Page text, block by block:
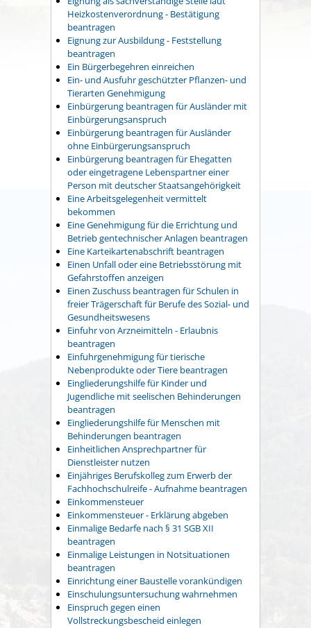
Heizkostenverordnung - Bestätigung
beantragen
Eignung zur Ausbildung - Feststellung
beantragen
Ein Bürgerbegehren einreichen
Ein- und Ausfuhr geschützter Pflanzen- und
Tierarten Genehmigung
Einbürgerung beantragen für Ausländer mit
Einbürgerungsanspruch
Einbürgerung beantragen für Ausländer
ohne Einbürgerungsanspruch
Einbürgerung beantragen für Ehegatten
oder eingetragene Lebenspartner einer
Person mit deutscher Staatsangehörigkeit
Eine Arbeitsgelegenheit vermittelt
bekommen
Eine Genehmigung für die Errichtung und
Betrieb gentechnischer Anlagen beantragen
Eine Karteikartenabschrift beantragen
Einen Unfall oder eine Betriebsstörung mit
Gefahrstoffen anzeigen
Einen Zuschuss beantragen für Schulen in
freier Trägerschaft für Berufe des Sozial- und
Gesundheitswesens
Einfuhr von Arzneimitteln - Erlaubnis
beantragen
Einfuhrgenehmigung für tierische
Nebenprodukte oder Tiere beantragen
Eingliederungshilfe für Kinder und
Jugendliche mit seelischen Behinderungen
beantragen
Eingliederungshilfe für Menschen mit
Behinderungen beantragen
Einheitlichen Ansprechpartner für
Dienstleister nutzen
Einjähriges Berufskolleg zum Erwerb der
Fachhochschulreife - Aufnahme beantragen
Einkommensteuer
Einkommensteuer - Erklärung abgeben
Einmalige Bedarfe nach § 31 SGB XII
beantragen
Einmalige Leistungen in Notsituationen
beantragen
Einrichtung einer Baustelle vorankündigen
Einschulungsuntersuchung wahrnehmen
Einspruch gegen einen
Vollstreckungsbescheid einlegen